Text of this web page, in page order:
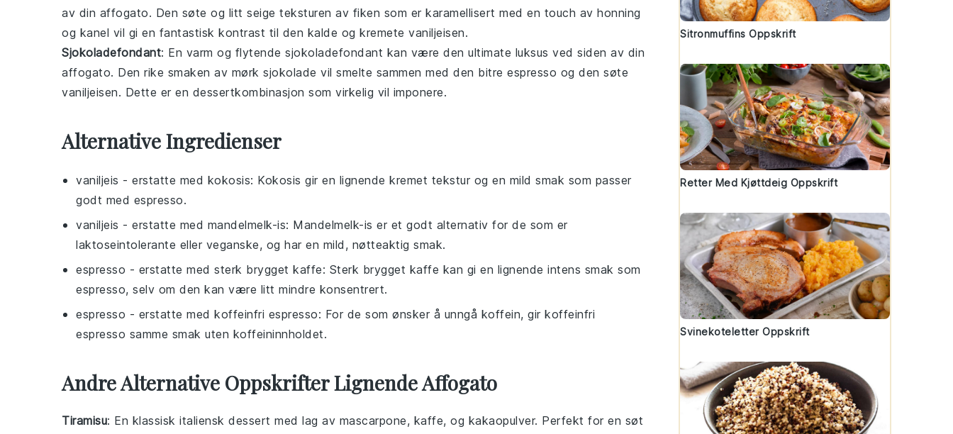
av din affogato. Den søte og litt seige teksturen av fiken som er karamellisert med en touch av honning
og kanel vil gi en fantastisk kontrast til den kalde og kremete vaniljeisen.
Sjokoladefondant: En varm og flytende sjokoladefondant kan være den ultimate luksus ved siden av din
affogato. Den rike smaken av mørk sjokolade vil smelte sammen med den bitre espresso og den søte
vaniljeisen. Dette er en dessertkombinasjon som virkelig vil imponere.
Alternative Ingredienser
vaniljeis - erstatte med kokosis: Kokosis gir en lignende kremet tekstur og en mild smak som passer
godt med espresso.
vaniljeis - erstatte med mandelmelk-is: Mandelmelk-is er et godt alternativ for de som er
laktoseintolerante eller veganske, og har en mild, nøtteaktig smak.
espresso - erstatte med sterk brygget kaffe: Sterk brygget kaffe kan gi en lignende intens smak som
espresso, selv om den kan være litt mindre konsentrert.
espresso - erstatte med koffeinfri espresso: For de som ønsker å unngå koffein, gir koffeinfri
espresso samme smak uten koffeininnholdet.
Andre Alternative Oppskrifter Lignende Affogato
Tiramisu: En klassisk italiensk dessert med lag av mascarpone, kaffe, og kakaopulver. Perfekt for en søt
Sitronmuffins Oppskrift
Retter Med Kjøttdeig Oppskrift
Svinekoteletter Oppskrift